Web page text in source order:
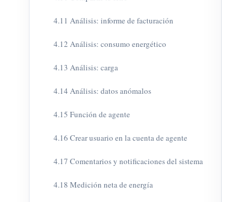
4.11 Análisis: informe de facturación
4.12 Análisis: consumo energético
4.13 Análisis: carga
4.14 Análisis: datos anómalos
4.15 Función de agente
4.16 Crear usuario en la cuenta de agente
4.17 Comentarios y notificaciones del sistema
4.18 Medición neta de energía